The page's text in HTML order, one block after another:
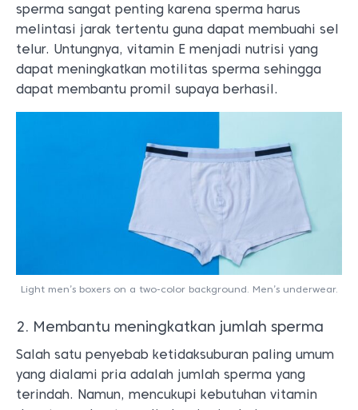
sperma sangat penting karena sperma harus
melintasi jarak tertentu guna dapat membuahi sel
telur. Untungnya, vitamin E menjadi nutrisi yang
dapat meningkatkan motilitas sperma sehingga
dapat membantu promil supaya berhasil.
Light men’s boxers on a two-color background. Men’s underwear.
2. Membantu meningkatkan jumlah sperma
Salah satu penyebab ketidaksuburan paling umum
yang dialami pria adalah jumlah sperma yang
terindah. Namun, mencukupi kebutuhan vitamin